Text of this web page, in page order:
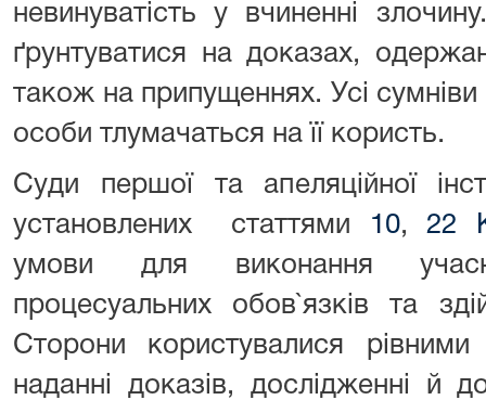
невинуватість у вчиненні
ґрунтуватися на доказах,
також на припущеннях. Усі
особи тлумачаться на її користь.
Суди першої та апеляційної
установлених статтями
10,22
умови для виконання
процесуальних обов`язків та
Сторони користувалися
наданні доказів, дослідженні й